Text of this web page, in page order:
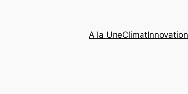
A la UneClimatInnovation